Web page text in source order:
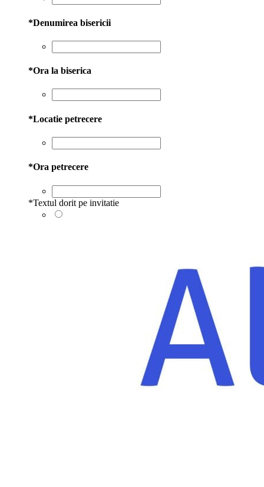
*Denumirea bisericii
*Ora la biserica
*Locatie petrecere
*Ora petrecere
*Textul dorit pe invitatie